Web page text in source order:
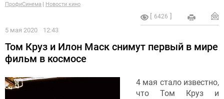
ПрофиСинема Новости кино
6426
5 мая 2020 12:43
Том Круз и Илон Маск снимут первый в мире
фильм в космосе
4 мая стало известно,
что Том Круз и